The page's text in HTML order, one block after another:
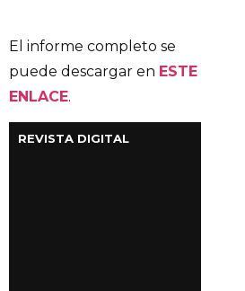
El informe completo se
puede descargar en ESTE
ENLACE.
REVISTA DIGITAL